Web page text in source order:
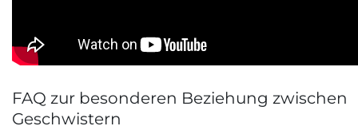
FAQ zur besonderen Beziehung zwischen
Geschwistern